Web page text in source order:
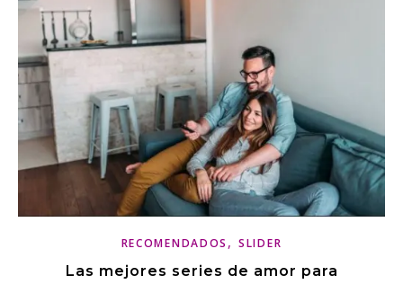
RECOMENDADOS ,SLIDER
Las mejores series de amor para